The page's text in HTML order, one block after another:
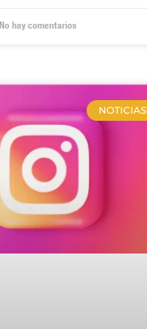
No hay comentarios
NOTICIAS